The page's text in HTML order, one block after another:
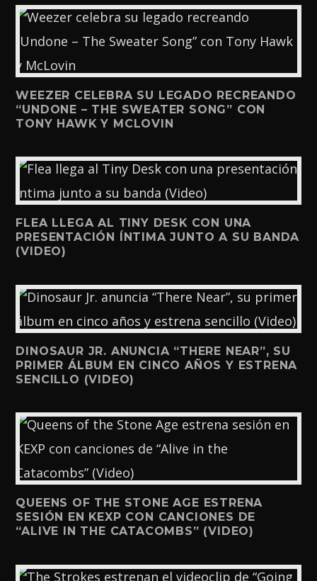
WEEZER CELEBRA SU LEGADO RECREANDO
“UNDONE – THE SWEATER SONG” CON
TONY HAWK Y MCLOVIN
FLEA LLEGA AL TINY DESK CON UNA
PRESENTACIÓN ÍNTIMA JUNTO A SU BANDA
(VIDEO)
DINOSAUR JR. ANUNCIA “THERE NEAR”, SU
PRIMER ÁLBUM EN CINCO AÑOS Y ESTRENA
SENCILLO (VIDEO)
QUEENS OF THE STONE AGE ESTRENA
SESIÓN EN KEXP CON CANCIONES DE
“ALIVE IN THE CATACOMBS” (VIDEO)